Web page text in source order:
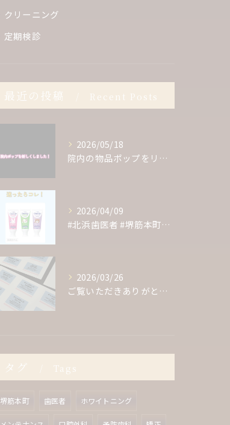
クリーニング
定期検診
最近の投稿 Recent Posts
2026/05/18
院内の物品ポップをリニューアルしました✨
2026/04/09
#北浜歯医者 #堺筋本町歯医者 #歯医者 #クリーニング #...
2026/03/26
ご覧いただきありがとうございます！
タグ Tags
堺筋本町 歯医者 ホワイトニング